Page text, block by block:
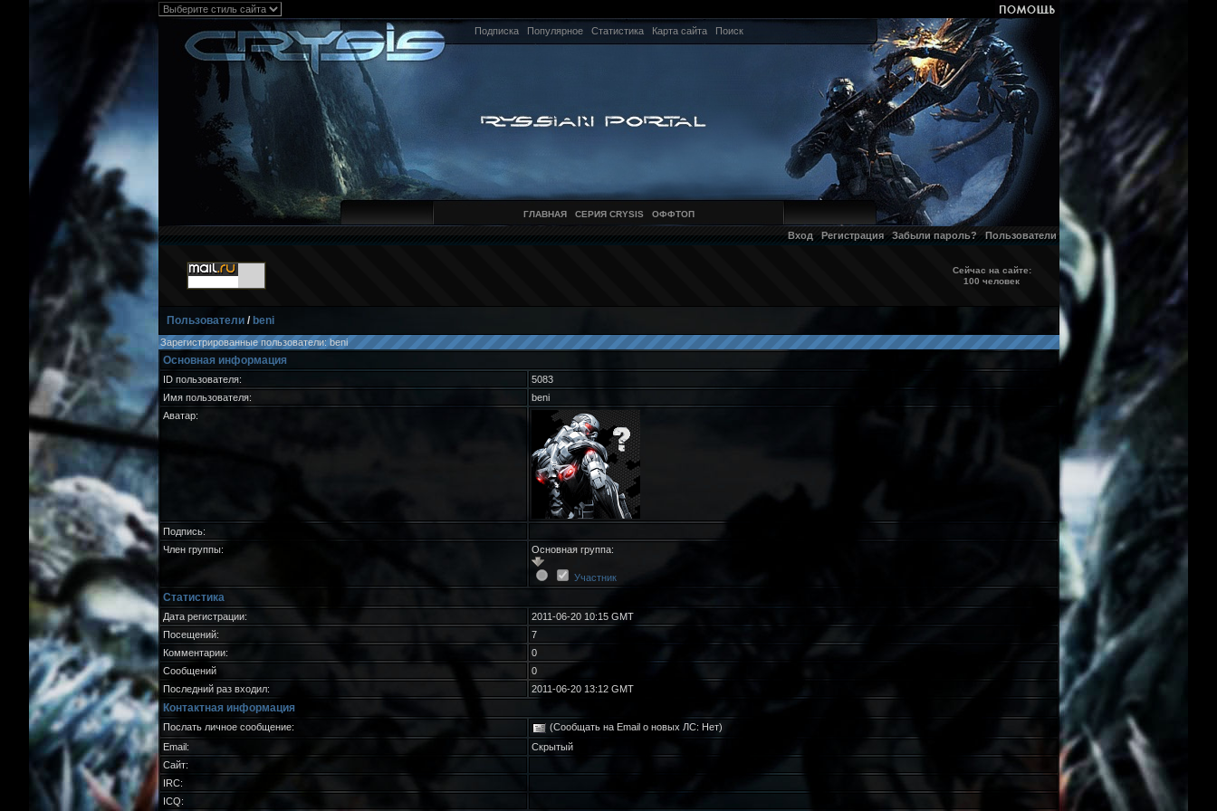
Подписка Популярное Статистика Карта сайта Поиск
ГЛАВНАЯ СЕРИЯ CRYSIS ОФФТОП
Вход Регистрация Забыли пароль? Пользователи
Сейчас на сайте:
100 человек
Пользователи/ beni
Зарегистрированные пользователи: beni
Основная информация
ID пользователя:
5083
Имя пользователя:
beni
Аватар:
Подпись:
Член группы:
Основная группа:
Участник
Статистика
Дата регистрации:
2011-06-20 10:15 GMT
Посещений:
7
Комментарии:
0
Сообщений
0
Последний раз входил:
2011-06-20 13:12 GMT
Контактная информация
Послать личное сообщение:
(Сообщать на Email о новых ЛС: Нет)
Email:
Скрытый
Сайт:
IRC:
ICQ: